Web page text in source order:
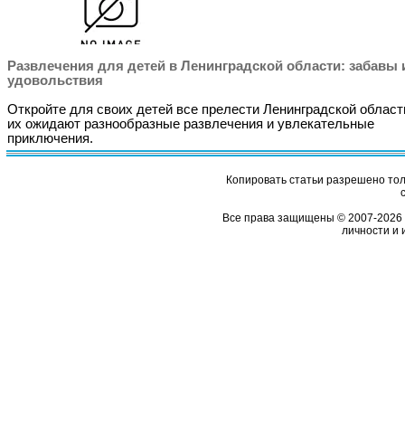
Развлечения для детей в Ленинградской области: забавы
удовольствия
Откройте для своих детей все прелести Ленинградской
их ожидают разнообразные развлечения и увлекательные
приключения.
Копировать статьи разрешено
Все права защищены © 2007-2026
личности и